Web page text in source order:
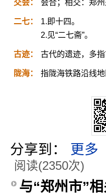
交会： 会合；相交：郑
二七：
1.即十四。
2.见“二七斋”。
古迹： 古代的遗迹，多
陇海： 指陇海铁路沿线地
分享到： 更多
阅读(2350次)
与“郑州市”